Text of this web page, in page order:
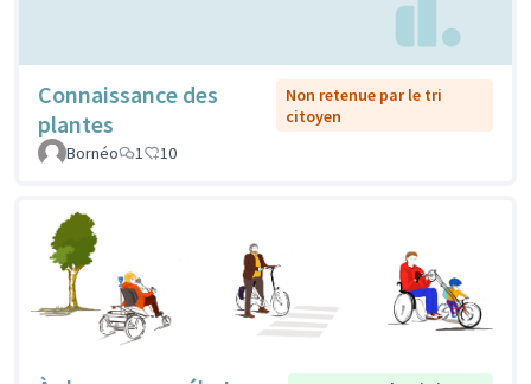
Connaissance des
plantes
Non retenue par le tri
citoyen
Bornéo
1 10